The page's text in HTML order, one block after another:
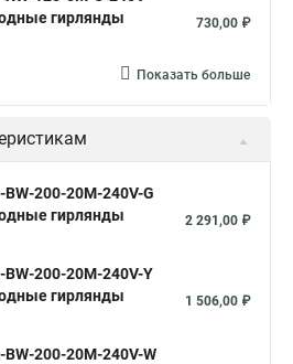
гирлянды
730,00 ₽
Показать больше
BW-200-20M-240V-G
гирлянды
2 291,00 ₽
BW-200-20M-240V-Y
гирлянды
1 506,00 ₽
BW-200-20M-240V-W